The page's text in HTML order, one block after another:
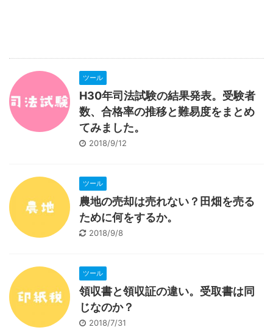
ツール
H30年司法試験の結果発表。受験者
数、合格率の推移と難易度をまとめ
てみました。
2018/9/12
ツール
農地の売却は売れない？田畑を売る
ために何をするか。
2018/9/8
ツール
領収書と領収証の違い。受取書は同
じなのか？
2018/7/31